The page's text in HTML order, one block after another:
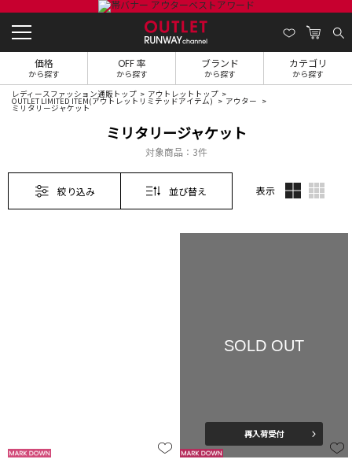
価格
から探す
OFF 率
から探す
ブランド
から探す
カテゴリ
から探す
レディースファッション通販トップ アウトレットトップ
OUTLET LIMITED ITEM(アウトレットリミテッドアイテム) アウター
ミリタリージャケット
ミリタリージャケット
対象商品： 3件
絞り込み 並び替え 表示
SOLD OUT
再入荷受付